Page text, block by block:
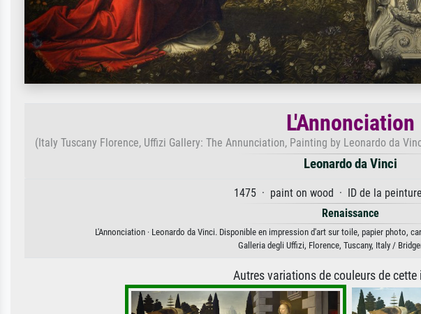
L'Annonciation
(Italy Tuscany Florence, Uffizi Gallery: The Annunciation, Painting by Leonardo da
Leonardo da Vinci
1475 · paint on wood · ID de la
Renaissance
L'Annonciation · Leonardo da Vinci. Disponible en impression d'art sur toile, papier photo,
Galleria degli Uffizi, Florence, Tuscany, Italy /
Autres variations de couleurs de cette